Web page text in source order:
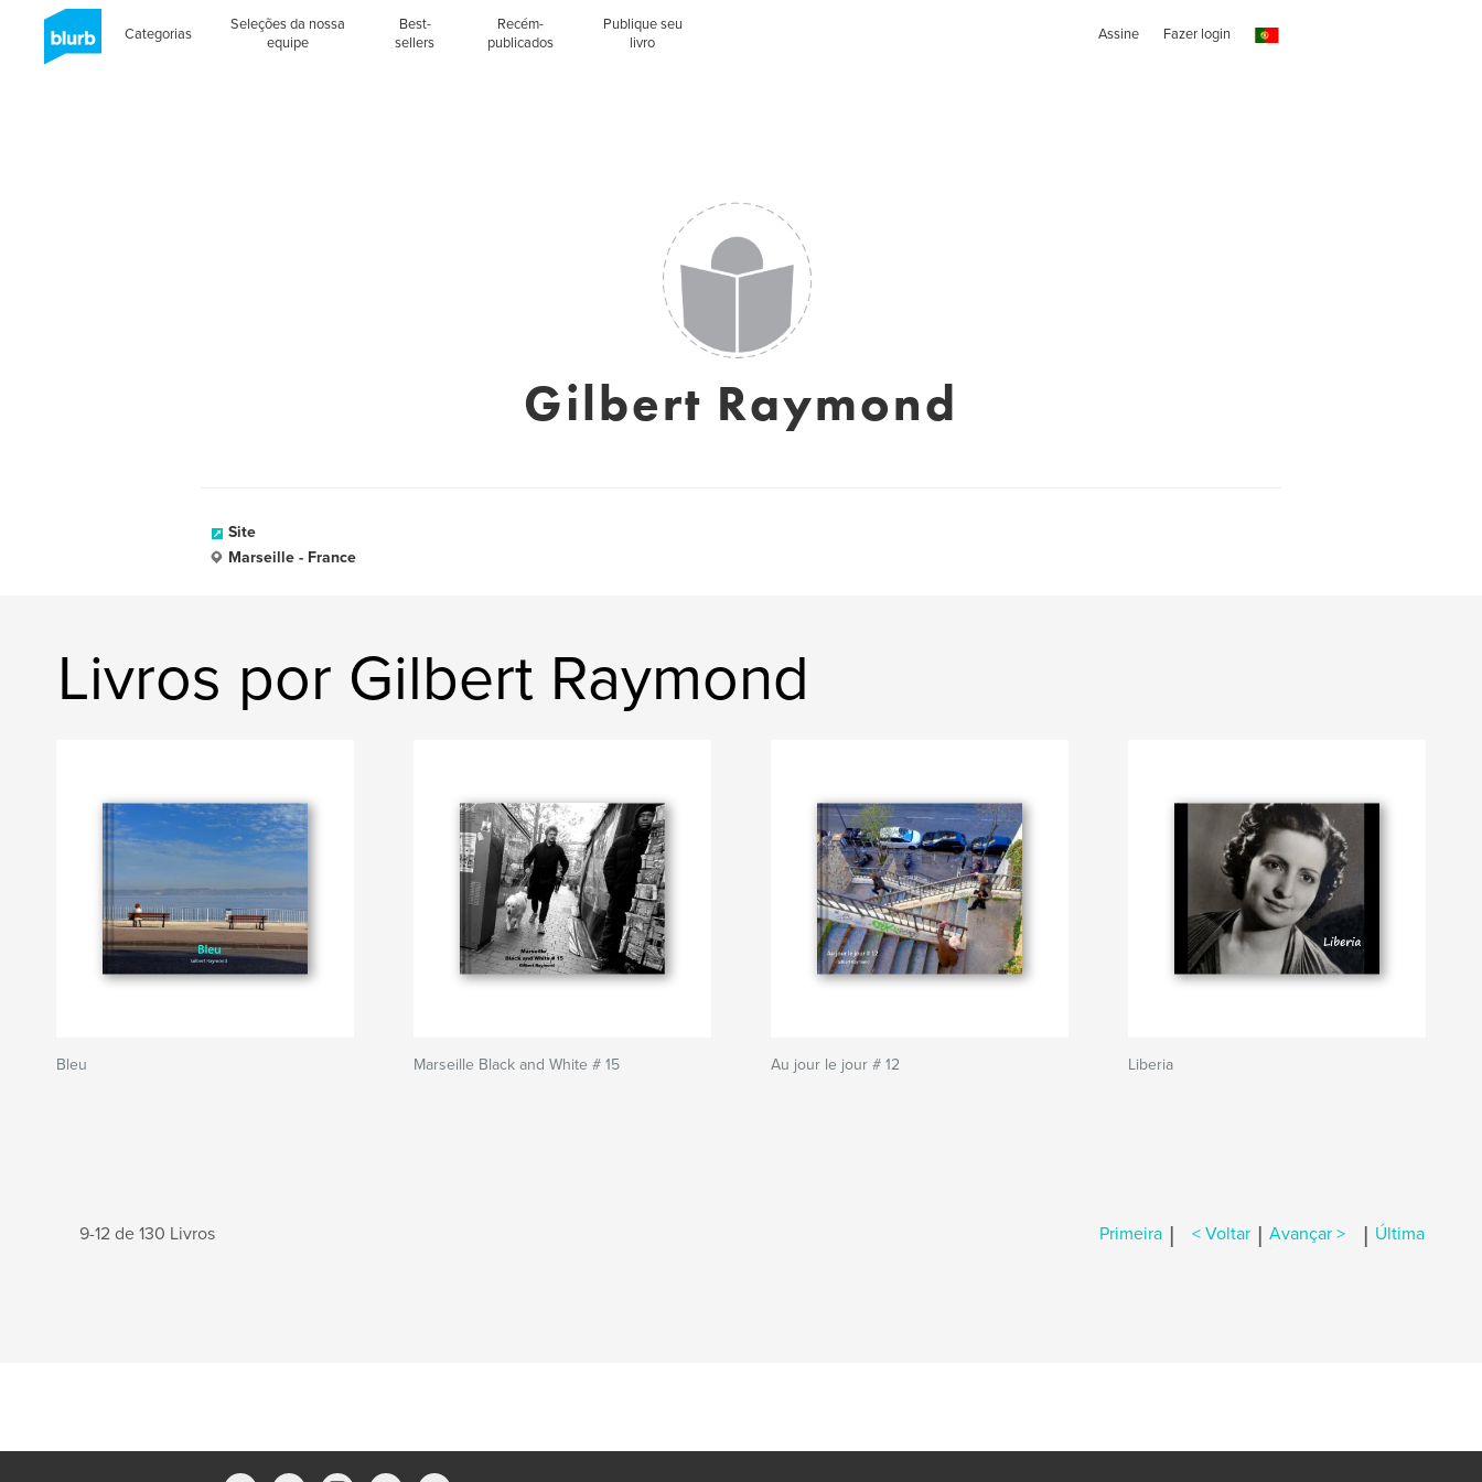
Categorias
Seleções da nossa
equipe
Best-
sellers
Recém-
publicados
Publique seu
livro
Assine Fazer login
Gilbert Raymond
Site
Marseille - France
Livros por Gilbert Raymond
Bleu Marseille Black and White # 15 Au jour le jour # 12 Liberia
9-12 de 130 Livros Primeira | < Voltar | Avançar > | Última